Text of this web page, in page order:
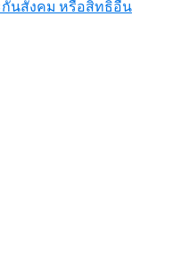
กันสังคม หรือสิทธิอื่น